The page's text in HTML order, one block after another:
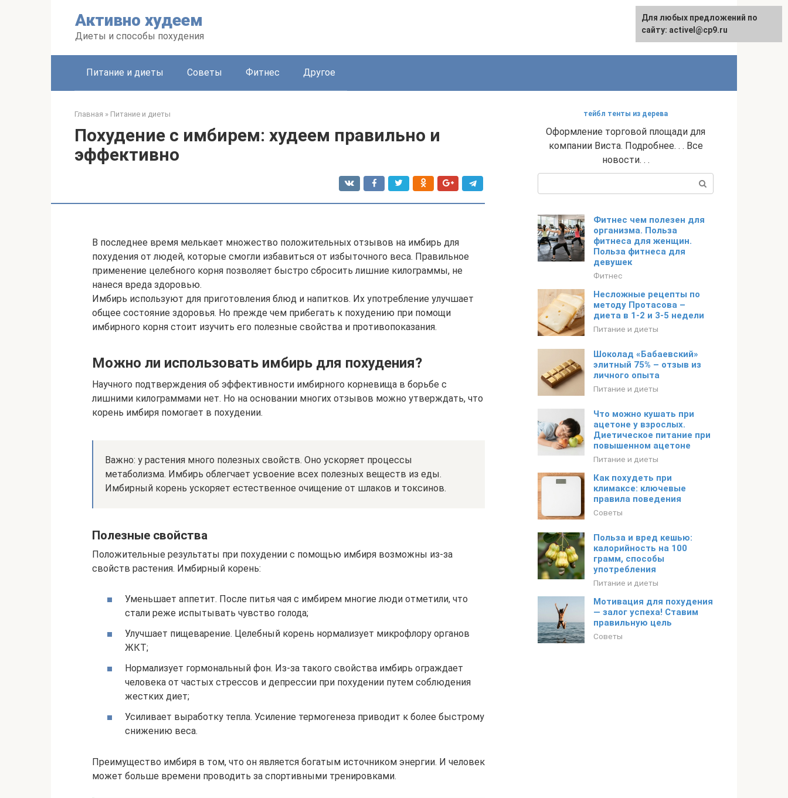
Активно худеем
Диеты и способы похудения
English
Питание и диеты Советы Фитнес Другое
Главная » Питание и диеты
Похудение с имбирем: худеем правильно и
эффективно
В последнее время мелькает множество положительных отзывов на имбирь для
похудения от людей, которые смогли избавиться от избыточного веса. Правильное
применение целебного корня позволяет быстро сбросить лишние килограммы, не
нанеся вреда здоровью.
Имбирь используют для приготовления блюд и напитков. Их употребление улучшает
общее состояние здоровья. Но прежде чем прибегать к похудению при помощи
имбирного корня стоит изучить его полезные свойства и противопоказания.
Можно ли использовать имбирь для похудения?
Научного подтверждения об эффективности имбирного корневища в борьбе с
лишними килограммами нет. Но на основании многих отзывов можно утверждать, что
корень имбиря помогает в похудении.
Важно: у растения много полезных свойств. Оно ускоряет процессы
метаболизма. Имбирь облегчает усвоение всех полезных веществ из еды.
Имбирный корень ускоряет естественное очищение от шлаков и токсинов.
Полезные свойства
Положительные результаты при похудении с помощью имбиря возможны из-за
свойств растения. Имбирный корень:
Уменьшает аппетит. После питья чая с имбирем многие люди отметили, что
стали реже испытывать чувство голода;
Улучшает пищеварение. Целебный корень нормализует микрофлору органов
ЖКТ;
Нормализует гормональный фон. Из-за такого свойства имбирь ограждает
человека от частых стрессов и депрессии при похудении путем соблюдения
жестких диет;
Усиливает выработку тепла. Усиление термогенеза приводит к более быстрому
снижению веса.
Преимущество имбиря в том, что он является богатым источником энергии. И человек
может больше времени проводить за спортивными тренировками.
тейбл тенты из дерева
Оформление торговой площади для
компании Виста. Подробнее. . . Все
новости. . .
Фитнес чем полезен для
организма. Польза
фитнеса для женщин.
Польза фитнеса для
девушек
Фитнес
Несложные рецепты по
методу Протасова –
диета в 1-2 и 3-5 недели
Питание и диеты
Шоколад «Бабаевский»
элитный 75% – отзыв из
личного опыта
Питание и диеты
Что можно кушать при
ацетоне у взрослых.
Диетическое питание при
повышенном ацетоне
Питание и диеты
Как похудеть при
климаксе: ключевые
правила поведения
Советы
Польза и вред кешью:
калорийность на 100
грамм, способы
употребления
Питание и диеты
Мотивация для похудения
— залог успеха! Ставим
правильную цель
Советы
Для любых предложений по
сайту: activel@cp9.ru